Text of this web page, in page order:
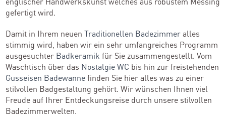
gefertigt wird.
Damit in Ihrem neuenTraditionellen Badezimmeralles
stimmig wird, haben wir ein sehr umfangreiches Programm
ausgesuchter Badkeramik für Sie zusammengestellt. Vom
Waschtisch über das Nostalgie WC bis hin zur freistehenden
Gusseisen Badewannefinden Sie hier alles was zu einer
stilvollen Badgestaltung gehört. Wir wünschen Ihnen viel
Freude auf Ihrer Entdeckungsreise durch unsere stilvollen
Badezimmerwelten.